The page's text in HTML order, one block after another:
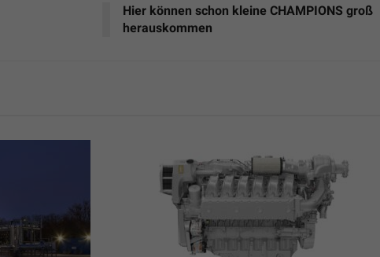
Hier können schon kleine CHAMPIONS groß
herauskommen